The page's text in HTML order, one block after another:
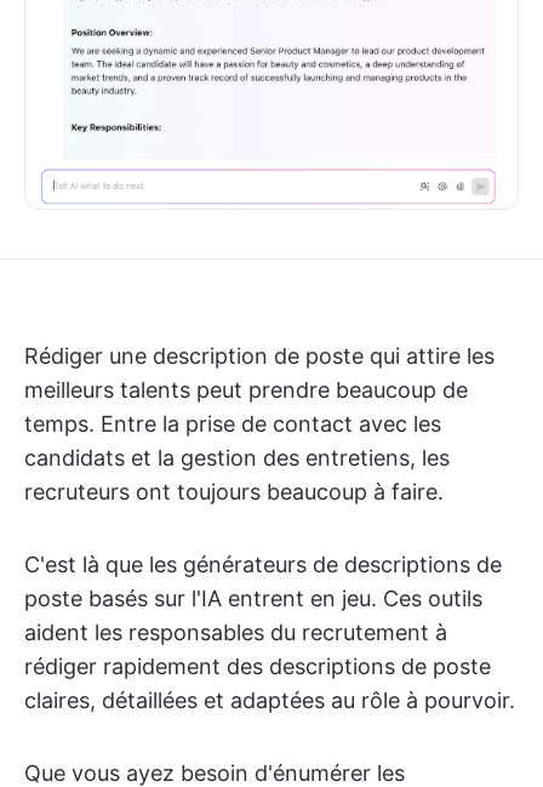
Rédiger une description de poste qui attire les
meilleurs talents peut prendre beaucoup de
temps. Entre la prise de contact avec les
candidats et la gestion des entretiens, les
recruteurs ont toujours beaucoup à faire.
C'est là que les générateurs de descriptions de
poste basés sur l'IA entrent en jeu. Ces outils
aident les responsables du recrutement à
rédiger rapidement des descriptions de poste
claires, détaillées et adaptées au rôle à pourvoir.
Que vous ayez besoin d'énumérer les